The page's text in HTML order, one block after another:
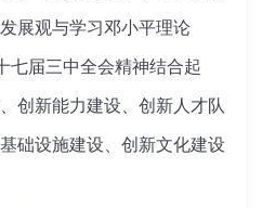
展观与学习邓小平理论
七届三中全会精神结合起
创新能力建设、创新人才队
础设施建设、创新文化建设